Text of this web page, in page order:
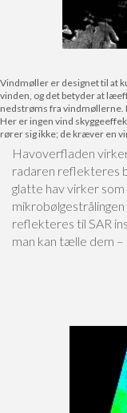
Vindmøller er designet til at
vinden, og det betyder at
nedstrøms fra vindmøllerne.
Her er ingen vind
rører sig ikke; de kræver en
Havoverfladen
radaren reflekteres
glatte hav virker
reflekteres til SAR
man kan tælle dem –